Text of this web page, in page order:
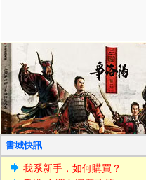
書城快訊
我系新手，如何購買？